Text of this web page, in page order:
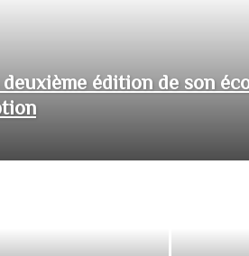
deuxième édition de son